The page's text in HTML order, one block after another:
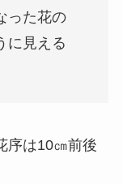
った花の
に見える
序は10㎝前後